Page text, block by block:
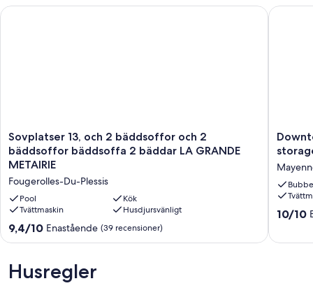
Sovplatser
13,
och
2
bäddsoffor
och
2
bäddsoffor
bäddsoffa
LA
Sovplatser 13, och 2 bäddsoffor och 2
bäddsoffor bäddsoffa 2 bäddar LA GRANDE
METAIRIE
Fougerolles-Du-Plessis
Pool
Kök
Tvättmaskin
Husdjursvänligt
9.4
av
Enastående,
(39 recensioner)
9,4/10 Enastående (39 recensioner)
Sovplatser 13, och 2 bäddsoffor och 2 bäddsoffor bäddsoffa
private
parking
lot,
Bike
storage
area
10.0
10/10
Husregler